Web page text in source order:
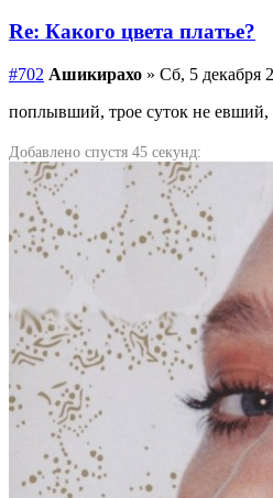
Re: Какого цвета платье?
#702 Ашикирахо » Сб, 5 декабря
поплывший, трое суток не евший,
Добавлено спустя 45 секунд: